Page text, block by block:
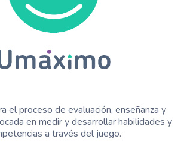
el proceso de evaluación, enseñanza y
en medir y desarrollar habilidades y
a través del juego.